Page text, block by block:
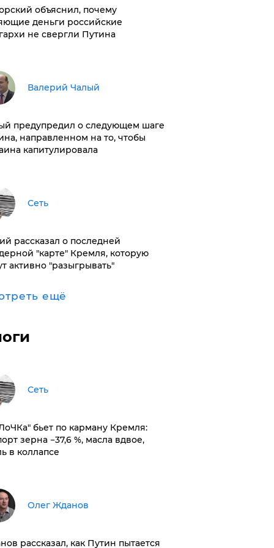
объяснил, почему
деньги российские
не свергли Путина
Валерий Чалый
предупредил о следующем шаге
направленном на то, чтобы
капитулировала
Сеть
рассказал о последней
"карте" Кремля, которую
активно "разыгрывать"
ещё
Сеть
бьет по карману Кремля:
зерна −37,6 %, масла вдвое,
в коллапсе
Олег Жданов
рассказал, как Путин пытается